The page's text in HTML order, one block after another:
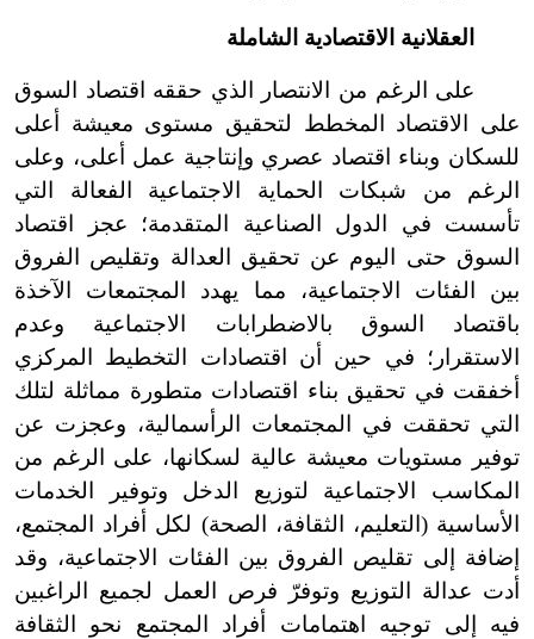
العقلانية الاقتصادية الشاملة
على الرغم من الانتصار الذي حققه اقتصاد السوق
على الاقتصاد المخطط لتحقيق مستوى معيشة أعلى
للسكان وبناء اقتصاد عصري وإنتاجية عمل أعلى، وعلى
الرغم من شبكات الحماية الاجتماعية الفعالة التي
تأسست في الدول الصناعية المتقدمة؛ عجز اقتصاد
السوق حتى اليوم عن تحقيق العدالة وتقليص الفروق
بين الفئات الاجتماعية، مما يهدد المجتمعات الآخذة
باقتصاد السوق بالاضطرابات الاجتماعية وعدم
الاستقرار؛ في حين أن اقتصادات التخطيط المركزي
أخفقت في تحقيق بناء اقتصادات متطورة مماثلة لتلك
التي تحققت في المجتمعات الرأسمالية، وعجزت عن
توفير مستويات معيشة عالية لسكانها، على الرغم من
المكاسب الاجتماعية لتوزيع الدخل وتوفير الخدمات
الأساسية (التعليم، الثقافة، الصحة) لكل أفراد المجتمع،
إضافة إلى تقليص الفروق بين الفئات الاجتماعية، وقد
أدت عدالة التوزيع وتوفرّ فرص العمل لجميع الراغبين
فيه إلى توجيه اهتمامات أفراد المجتمع نحو الثقافة